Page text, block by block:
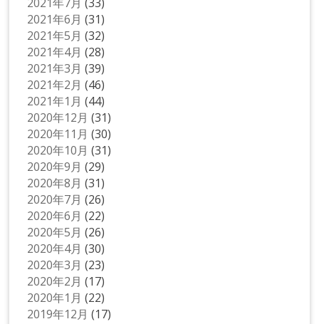
2021年6月 (31)
2021年5月 (32)
2021年4月 (28)
2021年3月 (39)
2021年2月 (46)
2021年1月 (44)
2020年12月 (31)
2020年11月 (30)
2020年10月 (31)
2020年9月 (29)
2020年8月 (31)
2020年7月 (26)
2020年6月 (22)
2020年5月 (26)
2020年4月 (30)
2020年3月 (23)
2020年2月 (17)
2020年1月 (22)
2019年12月 (17)